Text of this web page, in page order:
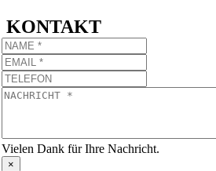
KONTAKT
Vielen Dank für Ihre Nachricht.
×